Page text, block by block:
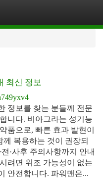
최신 정보
정보를 찾는 분들께 전문
니다. 비아그라는 성기능
품으로, 빠른 효과 발현이
복용하는 것이 권장되
·사후 주의사항까지 안내
려면 위조 가능성이 없는
안전합니다. 파워맨은...